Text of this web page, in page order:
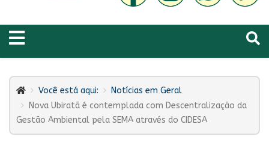
Você está aqui:
Notícias em Geral
Nova Ubiratã é contemplada com Descentralização da
Gestão Ambiental pela SEMA através do CIDESA